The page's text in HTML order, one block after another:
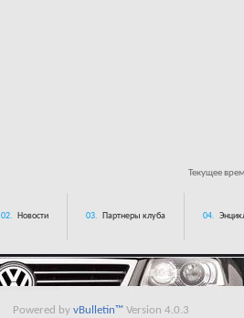
Текущее
02. Новости 03. Партнеры клуба 04.
Powered by vBulletin™ Version 4.0.3